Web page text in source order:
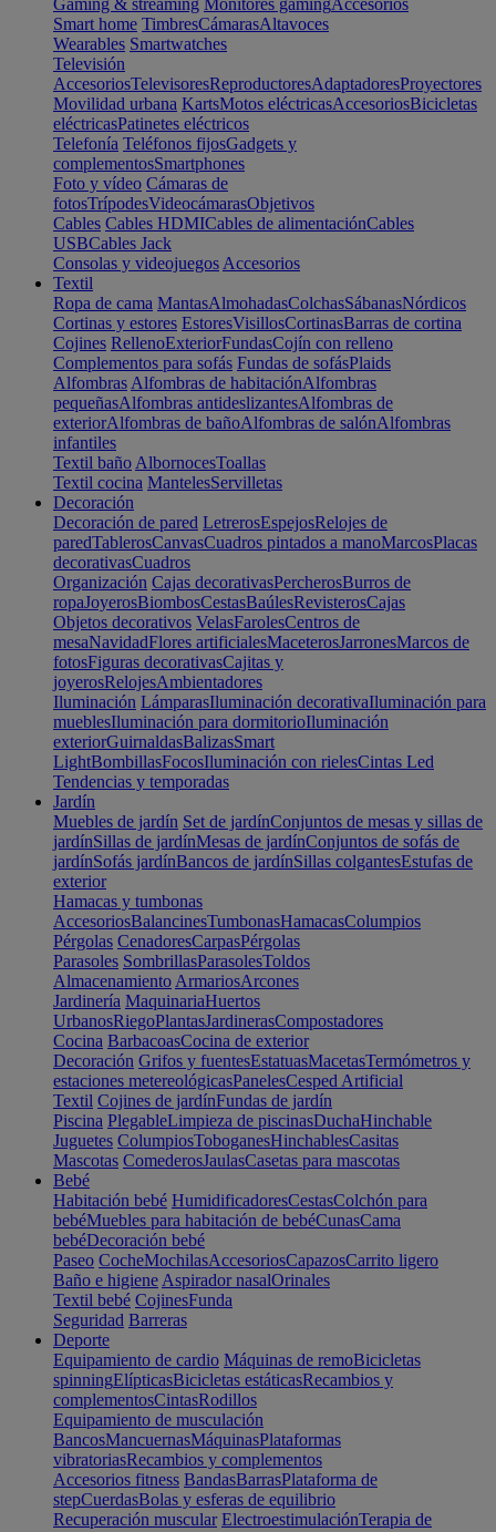
Gaming & streaming Monitores gamingAccesorios
Smart home TimbresCámarasAltavoces
Wearables Smartwatches
Televisión
AccesoriosTelevisoresReproductoresAdaptadoresProyectores
Movilidad urbana KartsMotos eléctricasAccesoriosBicicletas
eléctricasPatinetes eléctricos
Telefonía Teléfonos fijosGadgets y
complementosSmartphones
Foto y vídeo Cámaras de
fotosTrípodesVideocámarasObjetivos
Cables Cables HDMICables de alimentaciónCables
USBCables Jack
Consolas y videojuegos Accesorios
Textil
Ropa de cama MantasAlmohadasColchasSábanasNórdicos
Cortinas y estores EstoresVisillosCortinasBarras de cortina
Cojines RellenoExteriorFundasCojín con relleno
Complementos para sofás Fundas de sofásPlaids
Alfombras Alfombras de habitaciónAlfombras
pequeñasAlfombras antideslizantesAlfombras de
exteriorAlfombras de bañoAlfombras de salónAlfombras
infantiles
Textil baño AlbornocesToallas
Textil cocina MantelesServilletas
Decoración
Decoración de pared LetrerosEspejosRelojes de
paredTablerosCanvasCuadros pintados a manoMarcosPlacas
decorativasCuadros
Organización Cajas decorativasPercherosBurros de
ropaJoyerosBiombosCestasBaúlesRevisterosCajas
Objetos decorativos VelasFarolesCentros de
mesaNavidadFlores artificialesMaceterosJarronesMarcos de
fotosFiguras decorativasCajitas y
joyerosRelojesAmbientadores
Iluminación LámparasIluminación decorativaIluminación para
mueblesIluminación para dormitorioIluminación
exteriorGuirnaldasBalizasSmart
LightBombillasFocosIluminación con rielesCintas Led
Tendencias y temporadas
Jardín
Muebles de jardín Set de jardínConjuntos de mesas y sillas de
jardínSillas de jardínMesas de jardínConjuntos de sofás de
jardínSofás jardínBancos de jardínSillas colgantesEstufas de
exterior
Hamacas y tumbonas
AccesoriosBalancinesTumbonasHamacasColumpios
Pérgolas CenadoresCarpasPérgolas
Parasoles SombrillasParasolesToldos
Almacenamiento ArmariosArcones
Jardinería MaquinariaHuertos
UrbanosRiegoPlantasJardinerasCompostadores
Cocina BarbacoasCocina de exterior
Decoración Grifos y fuentesEstatuasMacetasTermómetros y
estaciones metereológicasPanelesCesped Artificial
Textil Cojines de jardínFundas de jardín
Piscina PlegableLimpieza de piscinasDuchaHinchable
Juguetes ColumpiosToboganesHinchablesCasitas
Mascotas ComederosJaulasCasetas para mascotas
Bebé
Habitación bebé HumidificadoresCestasColchón para
bebéMuebles para habitación de bebéCunasCama
bebéDecoración bebé
Paseo CocheMochilasAccesoriosCapazosCarrito ligero
Baño e higiene Aspirador nasalOrinales
Textil bebé CojinesFunda
Seguridad Barreras
Deporte
Equipamiento de cardio Máquinas de remoBicicletas
spinningElípticasBicicletas estáticasRecambios y
complementosCintasRodillos
Equipamiento de musculación
BancosMancuernasMáquinasPlataformas
vibratoriasRecambios y complementos
Accesorios fitness BandasBarrasPlataforma de
stepCuerdasBolas y esferas de equilibrio
Recuperación muscular ElectroestimulaciónTerapia de